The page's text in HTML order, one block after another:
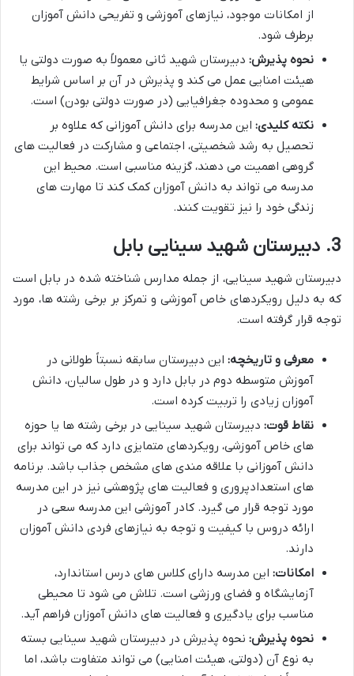
از امکانات موجود، نیازهای آموزشی و تفریحی دانش آموزان
برطرف شود.
نحوه پذیرش: دبیرستان شهید ثانی معمولاً به صورت دولتی یا
هیئت امنایی عمل می کند و پذیرش در آن بر اساس شرایط
عمومی و محدوده جغرافیایی (در صورت دولتی بودن) است.
نکته کلیدی: این مدرسه برای دانش آموزانی که علاوه بر
تحصیل به رشد شخصیتی، اجتماعی و مشارکت در فعالیت های
گروهی اهمیت می دهند، گزینه مناسبی است. محیط این
مدرسه می تواند به دانش آموزان کمک کند تا مهارت های
زندگی خود را نیز تقویت کنند.
3. دبیرستان شهید سینایی بابل
دبیرستان شهید سینایی، از جمله مدارس شناخته شده در بابل است
که به دلیل رویکردهای خاص آموزشی و تمرکز بر برخی رشته ها، مورد
توجه قرار گرفته است.
معرفی و تاریخچه: این دبیرستان سابقه نسبتاً طولانی در
آموزش متوسطه دوم در بابل دارد و در طول سالیان، دانش
آموزان زیادی را تربیت کرده است.
نقاط قوت: دبیرستان شهید سینایی در برخی رشته ها یا حوزه
های خاص آموزشی، رویکردهای متمایزی دارد که می تواند برای
دانش آموزانی با علاقه مندی های مشخص جذاب باشد. برنامه
های استعدادپروری و فعالیت های پژوهشی نیز در این مدرسه
مورد توجه قرار می گیرد. کادر آموزشی این مدرسه سعی در
ارائه دروس با کیفیت و توجه به نیازهای فردی دانش آموزان
دارند.
امکانات: این مدرسه دارای کلاس های درس استاندارد،
آزمایشگاه و فضای ورزشی است. تلاش می شود تا محیطی
مناسب برای یادگیری و فعالیت های دانش آموزان فراهم آید.
نحوه پذیرش: نحوه پذیرش در دبیرستان شهید سینایی بسته
به نوع آن (دولتی، هیئت امنایی) می تواند متفاوت باشد، اما